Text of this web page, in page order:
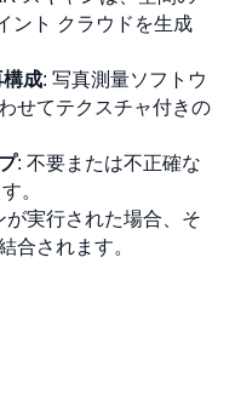
ント クラウドを生成
成: 写真測量ソフトウ
せてテクスチャ付きの
: 不要または不正確な
。
が実行された場合、そ
合されます。